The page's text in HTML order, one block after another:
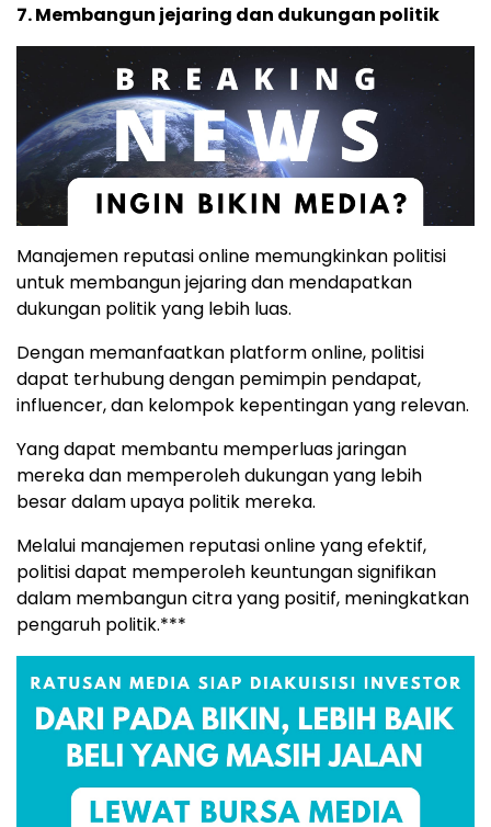
7. Membangun jejaring dan dukungan politik
Manajemen reputasi online memungkinkan politisi
untuk membangun jejaring dan mendapatkan
dukungan politik yang lebih luas.
Dengan memanfaatkan platform online, politisi
dapat terhubung dengan pemimpin pendapat,
influencer, dan kelompok kepentingan yang relevan.
Yang dapat membantu memperluas jaringan
mereka dan memperoleh dukungan yang lebih
besar dalam upaya politik mereka.
Melalui manajemen reputasi online yang efektif,
politisi dapat memperoleh keuntungan signifikan
dalam membangun citra yang positif, meningkatkan
pengaruh politik.***